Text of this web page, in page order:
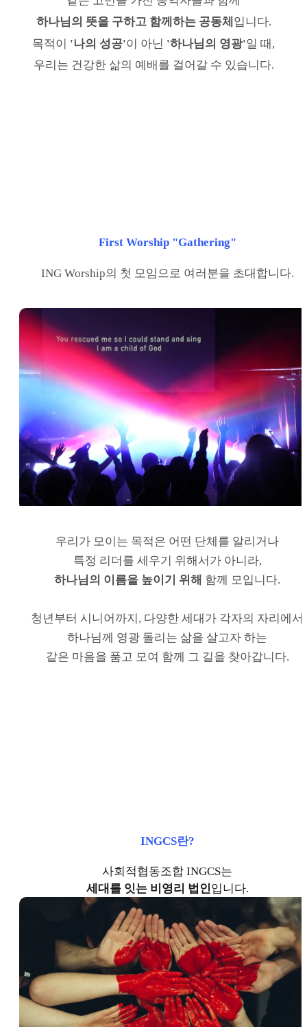
하나님의 뜻을 구하고 함께하는 공동체 입니다.
목적이 '나의 성공'이 아닌 '하나님의 영광'일 때,
우리는 건강한 삶의 예배를 걸어갈 수 있습니다.
First Worship "Gathering"
ING Worship의 첫 모임으로 여러분을 초대합니다.
우리가 모이는 목적은 어떤 단체를 알리거나
특정 리더를 세우기 위해서가 아니라,
하나님의 이름을 높이기 위해 함께 모입니다.
청년부터 시니어까지, 다양한 세대가 각자의 자리에서
하나님께 영광 돌리는 삶을 살고자 하는
같은 마음을 품고 모여 함께 그 길을 찾아갑니다.
INGCS란?
사회적협동조합 INGCS는
세대를 잇는 비영리 법인입니다.